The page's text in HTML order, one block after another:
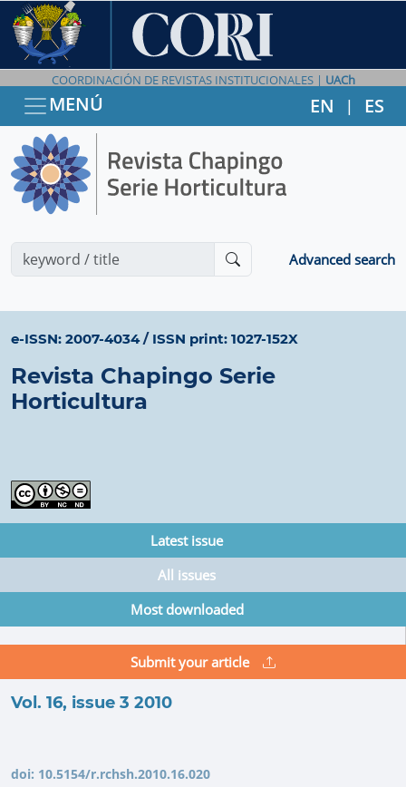
COORDINACIÓN DE REVISTAS INSTITUCIONALES | UACh
MENÚ EN | ES
Advanced search
e-ISSN: 2007-4034/ ISSN print: 1027-152X
Revista Chapingo Serie
Horticultura
Latest issue
All issues
Most downloaded
Submit your article
Vol. 16, issue 3 2010
doi: 10.5154/r.rchsh.2010.16.020